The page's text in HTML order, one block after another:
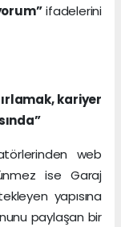
ifadelerini
kariyer
web
ise Garaj
yapısına
paylaşan bir